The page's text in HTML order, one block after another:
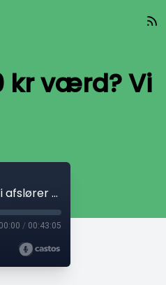
kr værd? Vi
BMW iX Xdrive60 Test: Er den 850.000 kr værd? Vi afslører sandheden! ⚡
/ 00:43:05